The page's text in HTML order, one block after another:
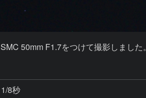
50mm F1.7をつけて撮影しました。
8秒